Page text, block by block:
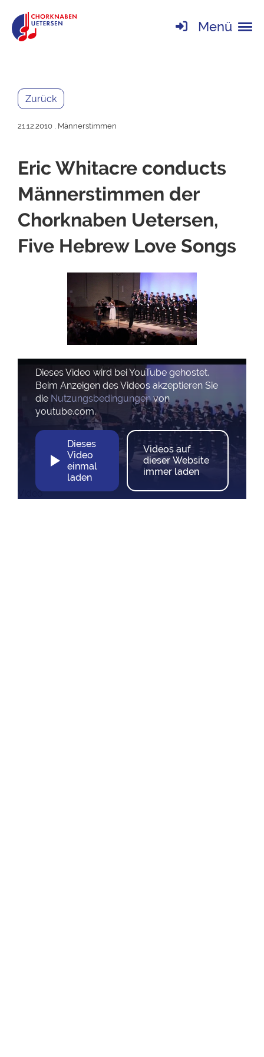
Menü
Zurück
21.12.2010 , Männerstimmen
Eric Whitacre conducts
Männerstimmen der
Chorknaben Uetersen,
Five Hebrew Love Songs
Dieses Video wird bei YouTube gehostet.
Beim Anzeigen des Videos akzeptieren Sie
die Nutzungsbedingungenvon
youtube.com.
Dieses
Video
einmal
laden
Videos auf
dieser Website
immer laden
Video